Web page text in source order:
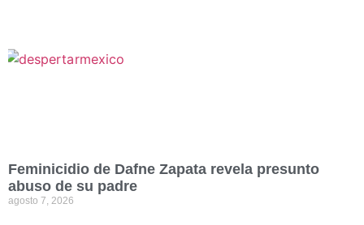
abuso de su padre
agosto 7, 2026